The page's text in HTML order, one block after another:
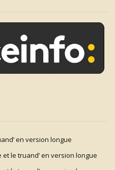
en version longue
et le truand’ en version longue